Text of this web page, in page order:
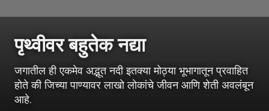
पृथ्वीवर बहुतेक नद्या
जगातील ही एकमेव अद्भूत नदी इतक्या मोठ्या भूभागातून प्रवाहित
होते की जिच्या पाण्यावर लाखो लोकांचे जीवन आणि शेती अवलंबून
आहे.